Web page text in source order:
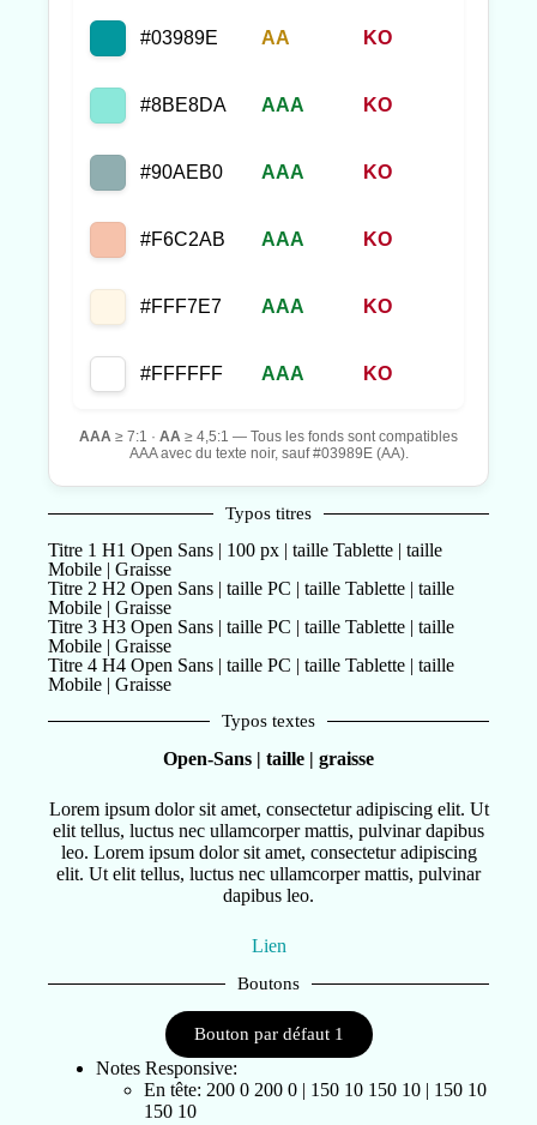
#03989E AA KO
#8BE8DA AAA KO
#90AEB0 AAA KO
#F6C2AB AAA KO
#FFF7E7 AAA KO
#FFFFFF AAA KO
AAA ≥ 7:1 · AA ≥ 4,5:1 — Tous les fonds sont compatibles
AAA avec du texte noir, sauf #03989E (AA).
Typos titres
Titre 1 H1 Open Sans | 100 px | taille Tablette | taille
Mobile | Graisse
Titre 2 H2 Open Sans | taille PC | taille Tablette | taille
Mobile | Graisse
Titre 3 H3 Open Sans | taille PC | taille Tablette | taille
Mobile | Graisse
Titre 4 H4 Open Sans | taille PC | taille Tablette | taille
Mobile | Graisse
Typos textes
Open-Sans | taille | graisse
Lorem ipsum dolor sit amet, consectetur adipiscing elit. Ut
elit tellus, luctus nec ullamcorper mattis, pulvinar dapibus
leo. Lorem ipsum dolor sit amet, consectetur adipiscing
elit. Ut elit tellus, luctus nec ullamcorper mattis, pulvinar
dapibus leo.
Lien
Boutons
Bouton par défaut 1
Notes Responsive:
En tête: 200 0 200 0 | 150 10 150 10 | 150 10
150 10